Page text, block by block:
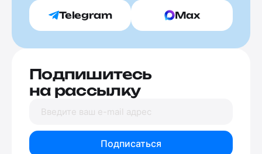
Telegram Max
Подпишитесь
на рассылку
Подписаться